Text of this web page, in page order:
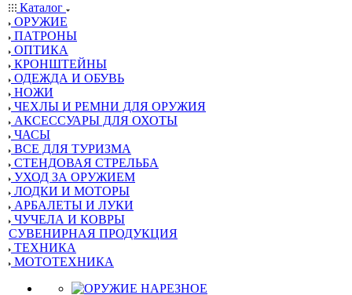
Каталог
ОРУЖИЕ
ПАТРОНЫ
ОПТИКА
КРОНШТЕЙНЫ
ОДЕЖДА И ОБУВЬ
НОЖИ
ЧЕХЛЫ И РЕМНИ ДЛЯ ОРУЖИЯ
АКСЕССУАРЫ ДЛЯ ОХОТЫ
ЧАСЫ
ВСЕ ДЛЯ ТУРИЗМА
СТЕНДОВАЯ СТРЕЛЬБА
УХОД ЗА ОРУЖИЕМ
ЛОДКИ И МОТОРЫ
АРБАЛЕТЫ И ЛУКИ
ЧУЧЕЛА И КОВРЫ
СУВЕНИРНАЯ ПРОДУКЦИЯ
ТЕХНИКА
МОТОТЕХНИКА